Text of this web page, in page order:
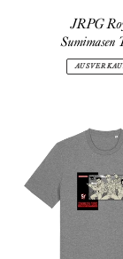
JRPG
Sumimasen
bit
Swag